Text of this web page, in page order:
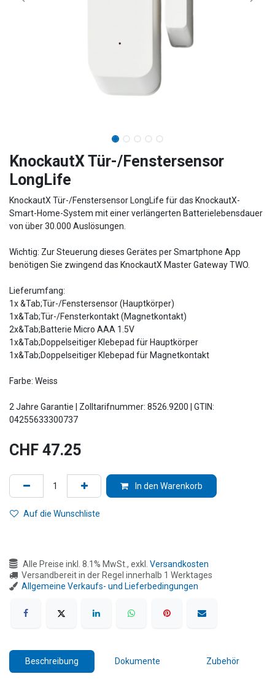
​​​​​​​​​​​​KnockautX Tür-/Fenstersensor
LongLife
KnockautX Tür-/Fenstersensor LongLife für das KnockautX-
Smart-Home-System mit einer verlängerten Batterielebensdauer
von über 30.000 Auslösungen.
Wichtig: Zur Steuerung dieses Gerätes per Smartphone App
benötigen Sie zwingend das KnockautX Master Gateway TWO.
Lieferumfang:
1x &Tab;Tür-/Fenstersensor (Hauptkörper)
1x&Tab;Tür-/Fensterkontakt (Magnetkontakt)
2x&Tab;Batterie Micro AAA 1.5V
1x&Tab;Doppelseitiger Klebepad für Hauptkörper
1x&Tab;Doppelseitiger Klebepad für Magnetkontakt
Farbe: Weiss
2 Jahre Garantie | Zolltarifnummer: 8526.9200 | GTIN:
04255633300737
CHF 47.25
In den Warenkorb
Auf die Wunschliste
Alle Preise inkl. 8.1% MwSt., exkl. Versandkosten
Versandbereit in der Regel innerhalb 1 Werktages
Allgemeine Verkaufs- und Lieferbedingungen
Beschreibung Dokumente Zubehör